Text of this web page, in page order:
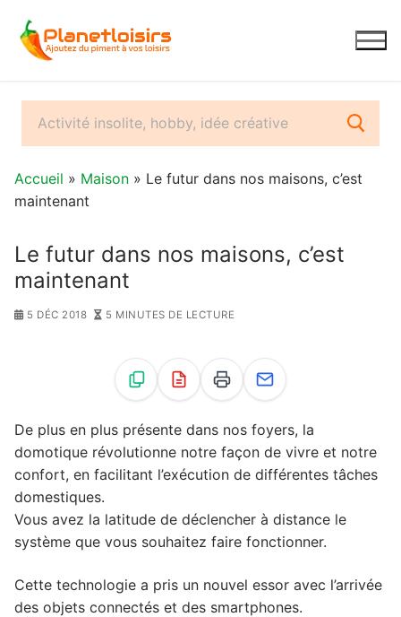
contenu
Accueil » Maison » Le futur dans nos maisons, c’est
maintenant
Le futur dans nos maisons, c’est
maintenant
5 DÉC 2018 5 MINUTES DE LECTURE
De plus en plus présente dans nos foyers, la
domotique révolutionne notre façon de vivre et notre
confort, en facilitant l’exécution de différentes tâches
domestiques.
Vous avez la latitude de déclencher à distance le
système que vous souhaitez faire fonctionner.
Cette technologie a pris un nouvel essor avec l’arrivée
des objets connectés et des smartphones.